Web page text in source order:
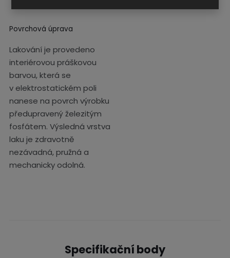
Povrchová úprava
Lakování je provedeno
interiérovou práškovou
barvou, která se
v elektrostatickém poli
nanese na povrch výrobku
předupravený železitým
fosfátem. Výsledná vrstva
laku je zdravotně
nezávadná, pružná a
mechanicky odolná.
Specifikační body